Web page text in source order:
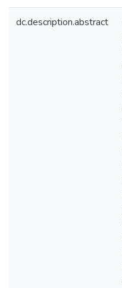
dc.description.abstract